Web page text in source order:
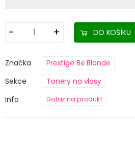
DO KOŠÍKU
Značka
Prestige Be Blonde
Sekce
Tonery na vlasy
Info
Dotaz na produkt